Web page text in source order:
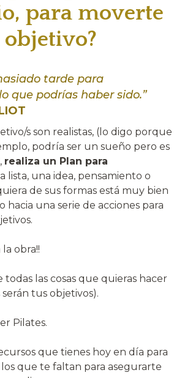
para moverte
tarde para
que podrías haber sido.”
s son realistas, (lo digo porque
podría ser un sueño pero es
realiza un Plan para
lista, una idea, pensamiento o
de sus formas está muy bien
hacia una serie de acciones para
la obra!!
todas las cosas que quieras hacer
tus objetivos).
Pilates.
que tienes hoy en día para
que te faltan para asegurarte